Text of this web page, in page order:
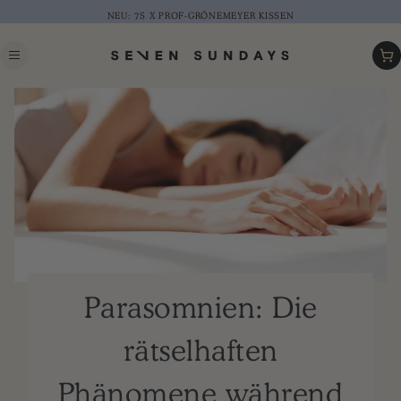
NEU: 7S X PROF-GRÖNEMEYER KISSEN
Parasomnien: Die
rätselhaften
Phänomene während